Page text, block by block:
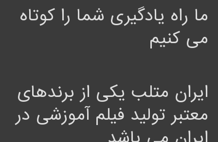
ما راه یادگیری شما را کوتاه
می کنیم
ایران متلب یکی از برندهای
معتبر تولید فیلم آموزشی در